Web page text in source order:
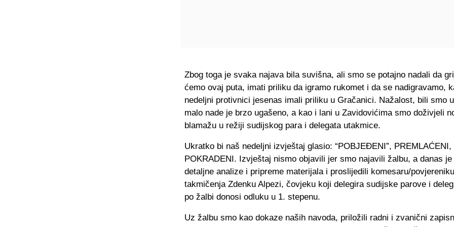
Zbog toga je svaka najava bila suvišna, ali smo se potajno nadali da
ćemo ovaj puta, imati priliku da igramo rukomet i da se nadigravamo,
nedeljni protivnici jesenas imali priliku u Gračanici. Nažalost, bili smo
malo nade je brzo ugašeno, a kao i lani u Zavidovićima smo doživjeli
blamažu u režiji sudijskog para i delegata utakmice.
Ukratko bi naš nedeljni izvještaj glasio: “POBJEĐENI”, PREMLAĆENI,
POKRADENI. Izvještaj nismo objavili jer smo najavili žalbu, a danas je
detaljne analize i pripreme materijala i proslijedili komesaru/povjereniku
takmičenja Zdenku Alpezi, čovjeku koji delegira sudijske parove i
po žalbi donosi odluku u 1. stepenu.
Uz žalbu smo kao dokaze naših navoda, priložili radni i zvanični